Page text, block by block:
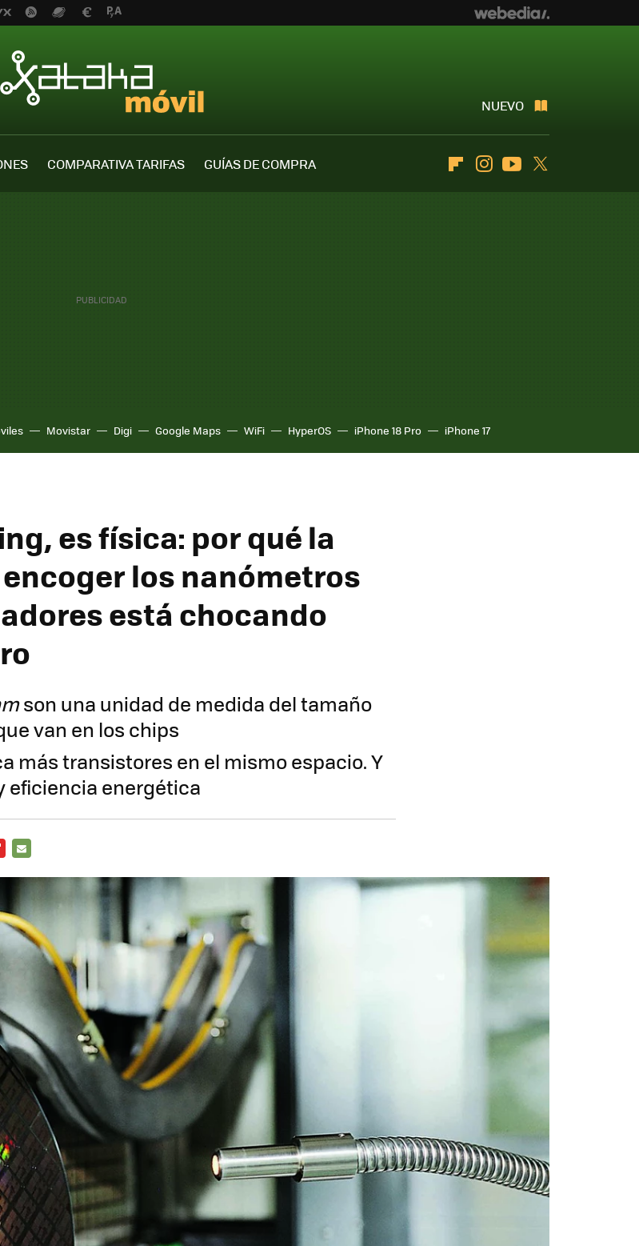
NUEVO
COMPARATIVA TARIFAS
GUÍAS DE COMPRA
FlipboardInstagramYoutube
Movistar Digi Google Maps WiFi HyperOS iPhone 18 Pro iPhone 17
es física: por qué la
los nanómetros
está chocando
son una unidad de medida del tamaño
van en los chips
más transistores en el mismo espacio. Y
eficiencia energética
MAIL